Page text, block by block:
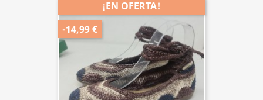
¡EN OFERTA!
-14,99 €